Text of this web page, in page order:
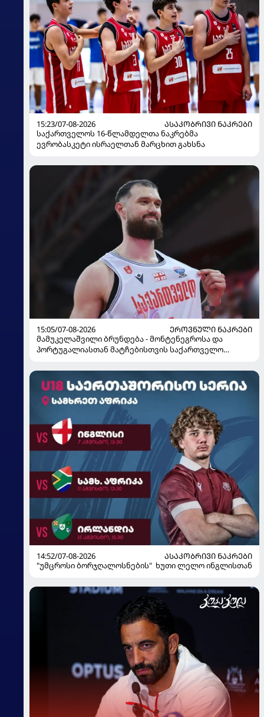
15:23/07-08-2026
ᲐᲡᲐᲙᲝᲑᲠᲘᲕᲘ ᲜᲐᲙᲠᲔᲑᲘ
საქართველოს 16-წლამდელთა ნაკრებმა
ევრობასკეტი ისრაელთან მარცხით გახსნა
15:05/07-08-2026
ᲔᲠᲝᲕᲜᲣᲚᲘ ᲜᲐᲙᲠᲔᲑᲘ
მამუკელაშვილი ბრუნდება - მონტენეგროსა და
პორტუგალიასთან მატჩებისთვის საქართველო
14:52/07-08-2026
ᲐᲡᲐᲙᲝᲑᲠᲘᲕᲘ ᲜᲐᲙᲠᲔᲑᲘ
"უმცროსი ბორჯღალოსნების" ხუთი ლელო ინგლისთან